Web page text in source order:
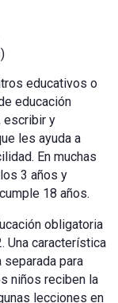
educativos o
educación
escribir y
les ayuda a
En muchas
3 años y
18 años.
obligatoria
Una característica
para
niños reciben la
lecciones en